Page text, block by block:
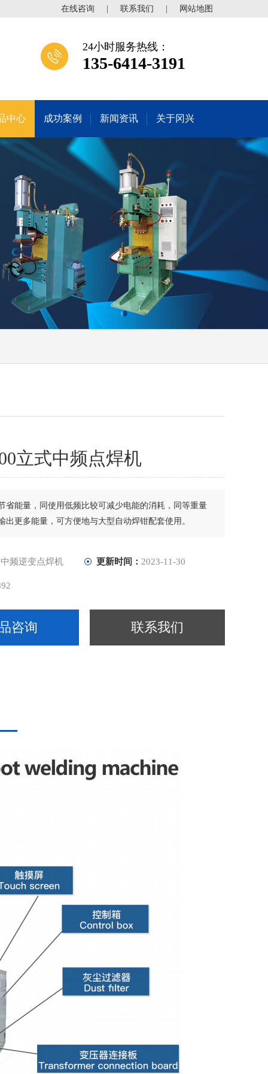
在线咨询 联系我们 网站地图
24小时服务热线：
135-6414-3191
中心 成功案例 新闻资讯 关于冈兴
立式中频点焊机
省能量，同使用低频比较可减少电能的消耗，同等重量
出更多能量，可方便地与大型自动焊钳配套使用。
中频逆变点焊机 更新时间： 2023-11-30
咨询 联系我们